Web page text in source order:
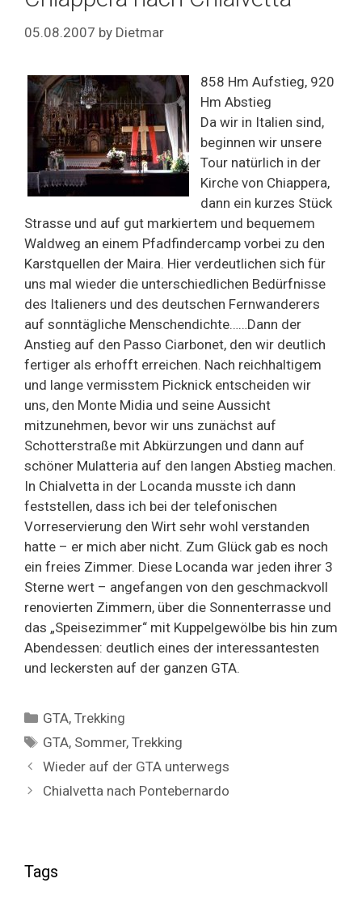
05.08.2007 by Dietmar
858 Hm Aufstieg, 920
Hm Abstieg
Da wir in Italien sind,
beginnen wir unsere
Tour natürlich in der
Kirche von Chiappera,
dann ein kurzes Stück
Strasse und auf gut markiertem und bequemem
Waldweg an einem Pfadfindercamp vorbei zu den
Karstquellen der Maira. Hier verdeutlichen sich für
uns mal wieder die unterschiedlichen Bedürfnisse
des Italieners und des deutschen Fernwanderers
auf sonntägliche Menschendichte……Dann der
Anstieg auf den Passo Ciarbonet, den wir deutlich
fertiger als erhofft erreichen. Nach reichhaltigem
und lange vermisstem Picknick entscheiden wir
uns, den Monte Midia und seine Aussicht
mitzunehmen, bevor wir uns zunächst auf
Schotterstraße mit Abkürzungen und dann auf
schöner Mulatteria auf den langen Abstieg machen.
In Chialvetta in der Locanda musste ich dann
feststellen, dass ich bei der telefonischen
Vorreservierung den Wirt sehr wohl verstanden
hatte – er mich aber nicht. Zum Glück gab es noch
ein freies Zimmer. Diese Locanda war jeden ihrer 3
Sterne wert – angefangen von den geschmackvoll
renovierten Zimmern, über die Sonnenterrasse und
das „Speisezimmer“ mit Kuppelgewölbe bis hin zum
Abendessen: deutlich eines der interessantesten
und leckersten auf der ganzen GTA.
Categories
GTA,Trekking
Tags
GTA, Sommer,Trekking
Wieder auf der GTA unterwegs
Chialvetta nach Pontebernardo
Tags